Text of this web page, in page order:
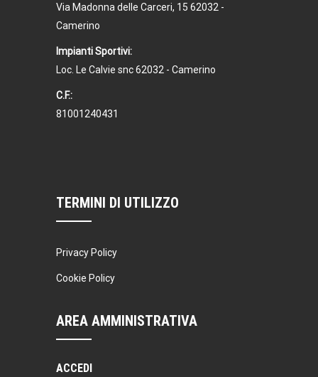
Via Madonna delle Carceri, 15 62032 -
Camerino
Impianti Sportivi:
Loc. Le Calvie snc 62032 - Camerino
C.F.:
81001240431
TERMINI DI UTILIZZO
Privacy Policy
Cookie Policy
AREA AMMINISTRATIVA
ACCEDI